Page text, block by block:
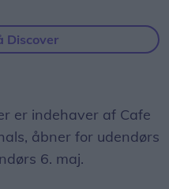
Discover
er indehaver af Cafe
åbner for udendørs
6. maj.